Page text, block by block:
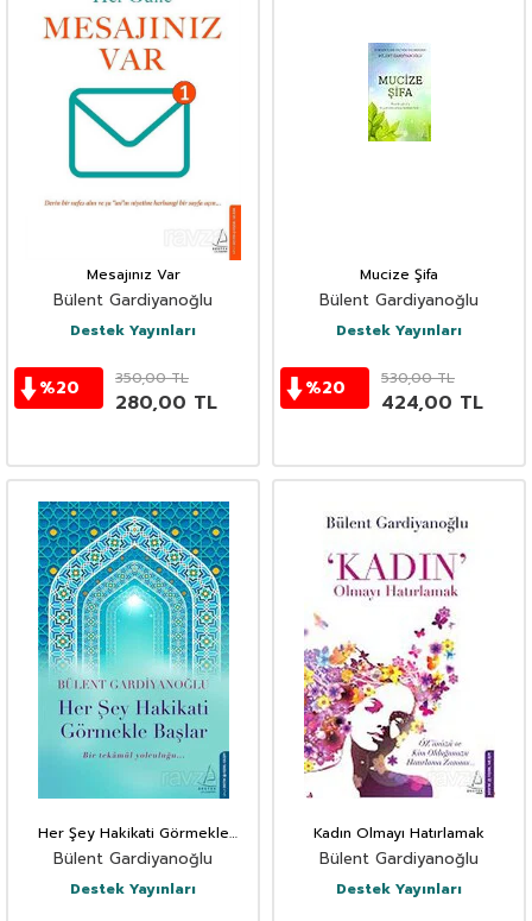
Mesajınız Var
Bülent Gardiyanoğlu
Destek Yayınları
%20 350,00TL
280,00 TL
Mucize Şifa
Bülent Gardiyanoğlu
Destek Yayınları
%20 530,00TL
424,00 TL
Her Şey Hakikati Görmekle
Başlar
Bülent Gardiyanoğlu
Destek Yayınları
Kadın Olmayı Hatırlamak
Bülent Gardiyanoğlu
Destek Yayınları